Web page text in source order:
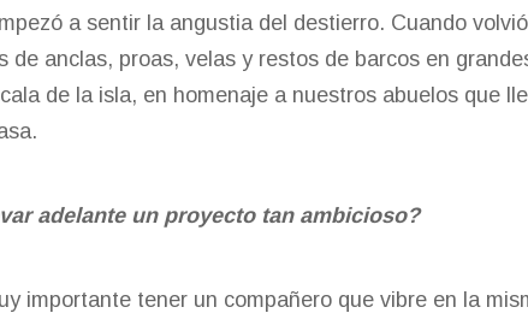
a sentir la angustia del destierro. Cuando
de anclas, proas, velas y restos de barcos en
de la isla, en homenaje a nuestros abuelos que
adelante un proyecto tan ambicioso?
importante tener un compañero que vibre en la